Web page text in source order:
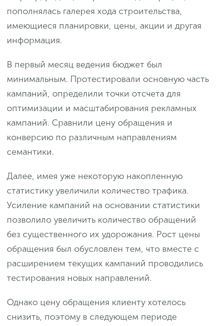
пополнялась галерея хода строительства,
имеющиеся планировки, цены, акции и другая
информация.
В первый месяц ведения бюджет был
минимальным. Протестировали основную часть
кампаний, определили точки отсчета для
оптимизации и масштабирования рекламных
кампаний. Сравнили цену обращения и
конверсию по различным направлениям
семантики.
Далее, имея уже некоторую накопленную
статистику увеличили количество трафика.
Усиление кампаний на основании статистики
позволило увеличить количество обращений
без существенного их удорожания. Рост цены
обращения был обусловлен тем, что вместе с
расширением текущих кампаний проводились
тестирования новых направлений.
Однако цену обращения клиенту хотелось
снизить, поэтому в следующем периоде